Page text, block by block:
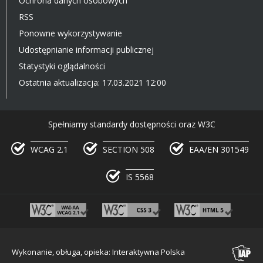
RSS
Ponowne wykorzystywanie
Udostępnianie informacji publicznej
Statystyki oglądalności
Ostatnia aktualizacja: 17.03.2021 12:00
Spełniamy standardy dostępności oraz W3C
WCAG 2.1 SECTION 508 EAA/EN 301549
IS 5568
Wykonanie, obługa, opieka: Interaktywna Polska